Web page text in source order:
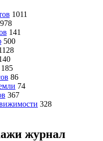
1011
141
500
185
86
74
367
328
журнал